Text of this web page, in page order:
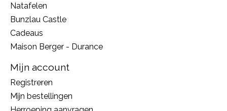
Natafelen
Bunzlau Castle
Cadeaus
Maison Berger - Durance
Mijn account
Registreren
Mijn bestellingen